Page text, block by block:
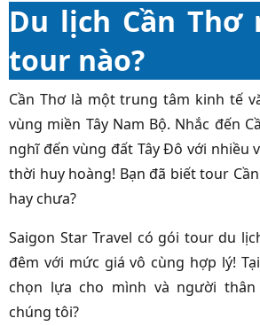
Du lịch Cần Thơ
tour nào?
Cần Thơ là một trung tâm kinh tế
vùng miền Tây Nam Bộ. Nhắc đến
nghĩ đến vùng đất Tây Đô với nhiều
thời huy hoàng! Bạn đã biết tour
hay chưa?
Saigon Star Travel có gói tour du
đêm với mức giá vô cùng hợp lý!
chọn lựa cho mình và người
chúng tôi?